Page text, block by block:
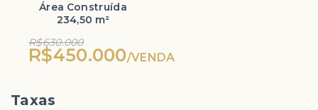
Área Construída
234,50 m²
R$630.000
R$450.000/VENDA
Taxas